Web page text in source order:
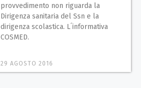
provvedimento non riguarda la
Dirigenza sanitaria del Ssn e la
dirigenza scolastica. L´informativa
COSMED.
29 AGOSTO 2016